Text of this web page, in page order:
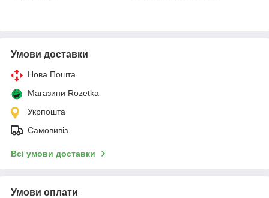
Умови доставки
Нова Пошта
Магазини Rozetka
Укрпошта
Самовивіз
Всі умови доставки
Умови оплати